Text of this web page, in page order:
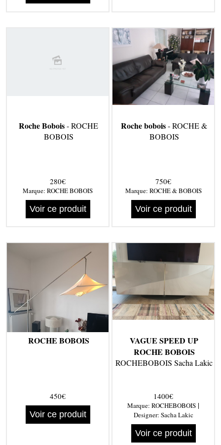
Roche Bobois- ROCHE
BOBOIS
280€
Marque: ROCHE BOBOIS
Voir ce produit
Roche bobois- ROCHE &
BOBOIS
750€
Marque: ROCHE & BOBOIS
Voir ce produit
ROCHE BOBOIS
450€
Voir ce produit
VAGUE SPEED UP
ROCHE BOBOIS
ROCHEBOBOIS Sacha Lakic
1400€
Marque: ROCHEBOBOIS |
Designer: Sacha Lakic
Voir ce produit